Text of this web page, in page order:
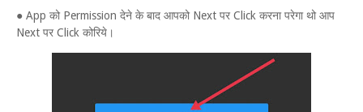
● App को Permission देने के बाद आपको Next पर Click करना परेगा थो आप
Next पर Click कोरिये।